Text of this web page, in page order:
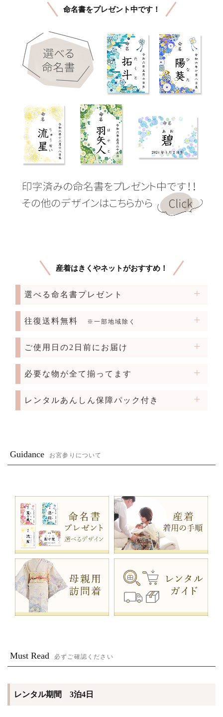
命名書をプレゼント中です！
産着はきくやネットがおすすめ！
選べる命名書プレゼント
往復送料無料 ※一部地域除く
ご使用日の2日前にお届け
必要な物が全て揃ってます
レンタルあんしん保障パック付き
Guidance お宮参りについて
Must Read 必ずご確認ください
レンタル期間 3泊4日